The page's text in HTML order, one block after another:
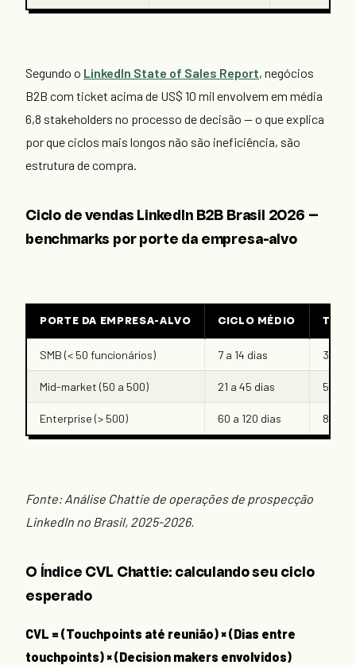
Segundo o LinkedIn State of Sales Report, negócios
B2B com ticket acima de US$ 10 mil envolvem em média
6,8 stakeholders no processo de decisão — o que explica
por que ciclos mais longos não são ineficiência, são
estrutura de compra.
Ciclo de vendas LinkedIn B2B Brasil 2026 —
benchmarks por porte da empresa-alvo
PORTE DA EMPRESA-ALVO CICLO MÉDIO
SMB (< 50 funcionários) 7 a 14 dias 3 a 5
Mid-market (50 a 500) 21 a 45 dias 5 a 8
Enterprise (> 500) 60 a 120 dias 8 a 15
Fonte: Análise Chattie de operações de prospecção
LinkedIn no Brasil, 2025-2026.
O Índice CVL Chattie: calculando seu ciclo
esperado
CVL = (Touchpoints até reunião) × (Dias entre
touchpoints) × (Decision makers envolvidos)